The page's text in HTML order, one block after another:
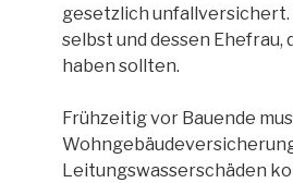
gesetzlich
selbst und dessen
haben sollten.
Frühzeitig vor Bauende
Leitungswasserschäden